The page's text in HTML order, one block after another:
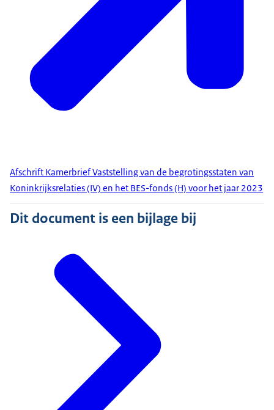
Afschrift Kamerbrief Vaststelling van de begrotingsstaten van
Koninkrijksrelaties (IV) en het BES-fonds (H) voor het jaar 2023
Dit document is een bijlage bij